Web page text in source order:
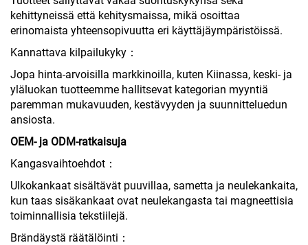
kehittyneissä että kehitysmaissa, mikä osoittaa
erinomaista yhteensopivuutta eri käyttäjäympäristöissä.
Kannattava kilpailukyky：
Jopa hinta-arvoisilla markkinoilla, kuten Kiinassa, keski- ja
yläluokan tuotteemme hallitsevat kategorian myyntiä
paremman mukavuuden, kestävyyden ja suunnitteluedun
ansiosta.
OEM- ja ODM-ratkaisuja
Kangasvaihtoehdot：
Ulkokankaat sisältävät puuvillaa, sametta ja neulekankaita,
kun taas sisäkankaat ovat neulekangasta tai magneettisia
toiminnallisia tekstiilejä.
Brändäystä räätälöinti：